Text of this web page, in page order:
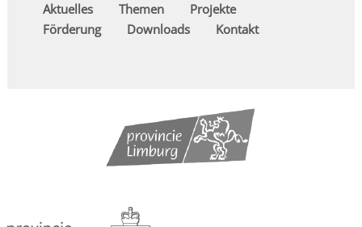
Aktuelles
Themen
Projekte
Förderung
Downloads Kontakt